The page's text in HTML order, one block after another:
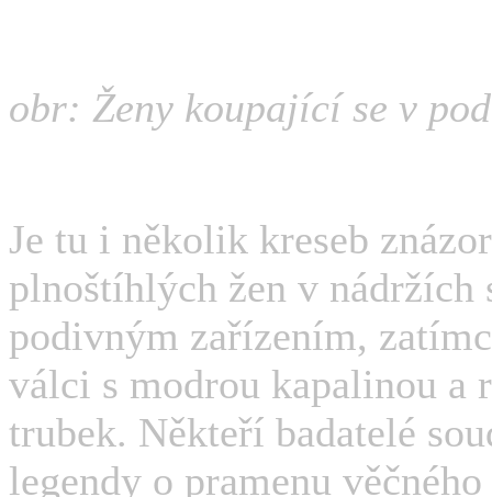
obr: Ženy koupající se v
Je tu i několik kreseb
plnoštíhlých žen v nádržích
podivným zařízením,
válci s modrou kapalinou a
trubek. Někteří badatelé
legendy o pramenu